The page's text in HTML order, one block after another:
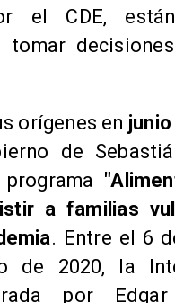
el CDE,
tomar
orígenes en
de
a familias
. Entre el 6
de 2020, la
por Edgar